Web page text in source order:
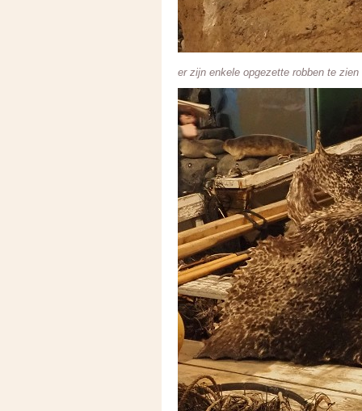
er zijn enkele opgezette robben te zien